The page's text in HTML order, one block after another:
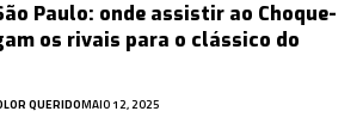
Paulo: onde assistir ao Choque-
os rivais para o clássico do
QUERIDOMAIO 12, 2025